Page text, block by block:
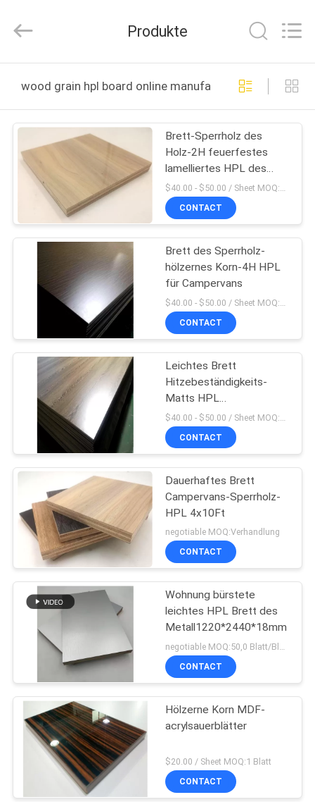
PRODUKTE
ÜBER
UNS
FABRIK-
AUSFLUG
TRETEN
MIT
UNS
VERBINDUNG
NACHRICHTEN
FÄLLE
FORDERN
SIE
EIN
ZITAT
SITEMAP
PRIVACY
POLICY
Decorating
material
Rights
Produkte
wood grain hpl board online manufacture
Brett-Sperrholz des
Holz-2H feuerfestes
lamelliertes HPL des
Korn-
$40.00 - $50.00 / Sheet MOQ:50,0 Blatt/Blätter
CONTACT
Brett des Sperrholz-
hölzernes Korn-4H HPL
für Campervans
CONTACT
Leichtes Brett
Hitzebeständigkeits-
Matts HPL
1220*2440MM
CONTACT
Dauerhaftes Brett
Campervans-Sperrholz-
HPL 4x10Ft
negotiable MOQ:Verhandlung
CONTACT
Wohnung bürstete
leichtes HPL Brett des
Metall1220*2440*18mm
negotiable MOQ:50,0 Blatt/Blätter
CONTACT
Hölzerne Korn MDF-
acrylsauerblätter
$20.00 / Sheet MOQ:1 Blatt
CONTACT